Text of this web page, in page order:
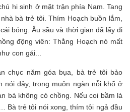
hi sinh ở mặt trận phía Nam. Tang
bà trẻ tôi. Thím Hoạch buồn lắm,
bóng. Âu sầu và thời gian đã lấy đi
động viên: Thằng Hoạch nó mất
con gái...
chục năm góa bụa, bà trẻ tôi bảo
nói đây, trong muôn ngàn nỗi khổ ở
bà không có chồng. Nếu coi bầm là
Bà trẻ tôi nói xong, thím tôi ngả đầu